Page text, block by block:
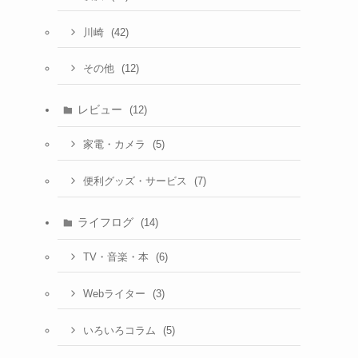
川崎 (42)
その他 (12)
レビュー (12)
家電・カメラ (5)
便利グッズ・サービス (7)
ライフログ (14)
TV・音楽・本 (6)
Webライター (3)
いろいろコラム (5)